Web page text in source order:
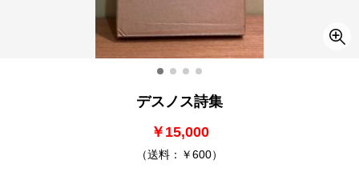
デスノス詩集
￥15,000
（送料：￥600）